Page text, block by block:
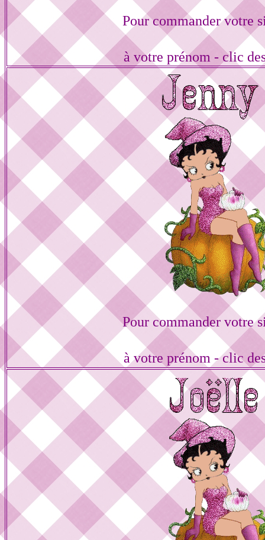
Pour commander votre
à votre prénom - clic
Pour commander votre
à votre prénom - clic